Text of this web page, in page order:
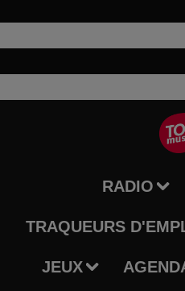
RADIO
TRAQUEURS
JEUX